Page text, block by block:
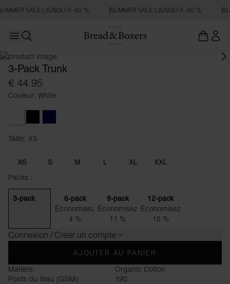
SALE | JUSQU’À -60 % SUMMER SALE | JUSQU’À -60 %
Open main menu
3-Pack Trunk
€ 44.95
Couleur: White
Taille: XS
XS S M L XL XXL
Packs :
3-pack 6-pack
Économisez
4 %
9-pack
Économisez
11 %
12-pack
Économisez
15 %
Connexion / Créer un compte
AJOUTER AU PANIER
Matière:
Organic Cotton
Poids du tissu (GSM):
190